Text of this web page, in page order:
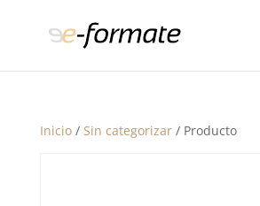
Inicio/ Sin categorizar/ Producto